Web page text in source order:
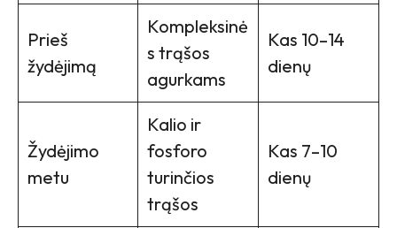
Prieš
žydėjimą
Kompleksinė
s trąšos
agurkams
Kas 10–14
dienų
Žydėjimo
metu
Kalio ir
fosforo
turinčios
trąšos
Kas 7–10
dienų